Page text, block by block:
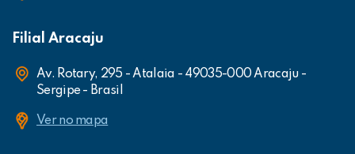
Filial Aracaju
Av. Rotary, 295 - Atalaia - 49035-000 Aracaju -
Sergipe - Brasil
Ver no mapa